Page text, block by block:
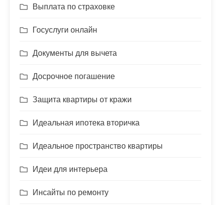
Выплата по страховке
Госуслуги онлайн
Документы для вычета
Досрочное погашение
Защита квартиры от кражи
Идеальная ипотека вторичка
Идеальное пространство квартиры
Идеи для интерьера
Инсайты по ремонту